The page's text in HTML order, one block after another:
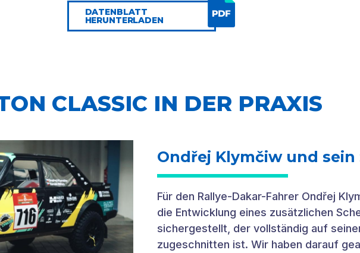
DATENBLATT
HERUNTERLADEN
CLASSIC IN DER PRAXIS
Ondřej Klymčiw und sein
Für den Rallye-Dakar-Fahrer Ondřej
die Entwicklung eines zusätzlichen
sichergestellt, der vollständig auf
zugeschnitten ist. Wir haben darauf